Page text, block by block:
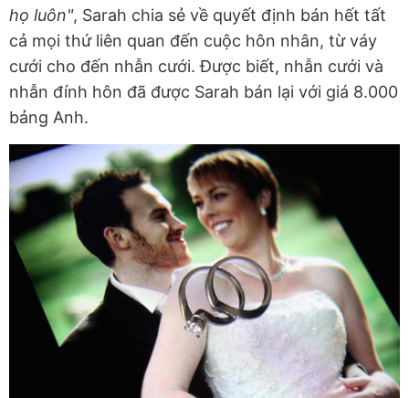
họ luôn", Sarah chia sẻ về quyết định bán hết tất
cả mọi thứ liên quan đến cuộc hôn nhân, từ váy
cưới cho đến nhẫn cưới. Được biết, nhẫn cưới và
nhẫn đính hôn đã được Sarah bán lại với giá 8.000
bảng Anh.